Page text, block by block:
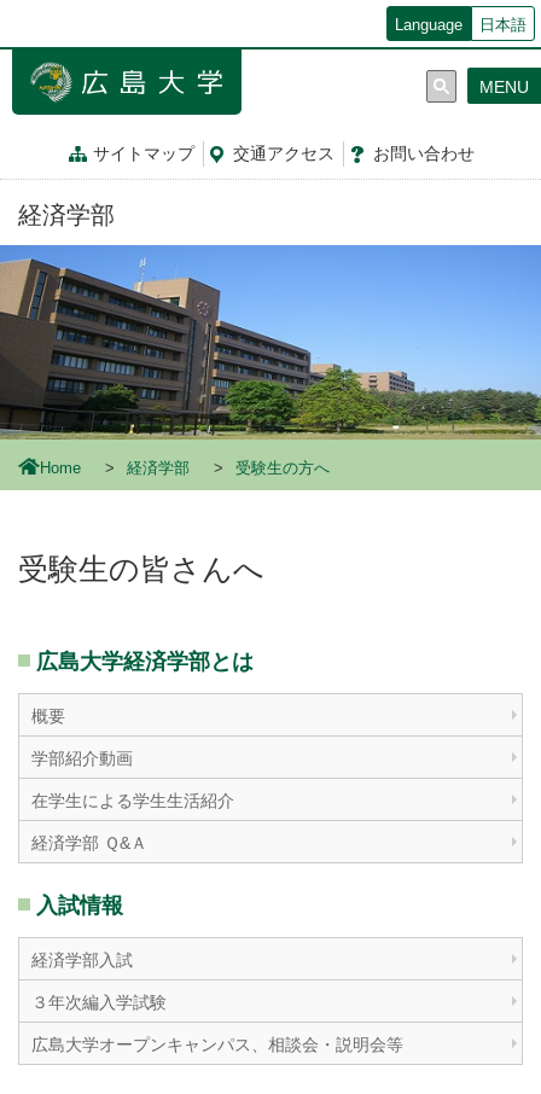
ン
動
Language 日本語
サイトマップ 交通アクセス お問い合わせ
MENU
経済学部
Home 経済学部 受験生の方へ
受験生の皆さんへ
広島大学経済学部とは
概要
学部紹介動画
在学生による学生生活紹介
経済学部 Ｑ&Ａ
入試情報
経済学部入試
３年次編入学試験
広島大学オープンキャンパス、相談会・説明会等